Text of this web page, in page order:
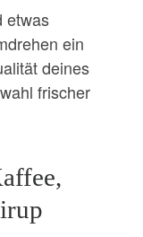
etwas
ein
deines
frischer